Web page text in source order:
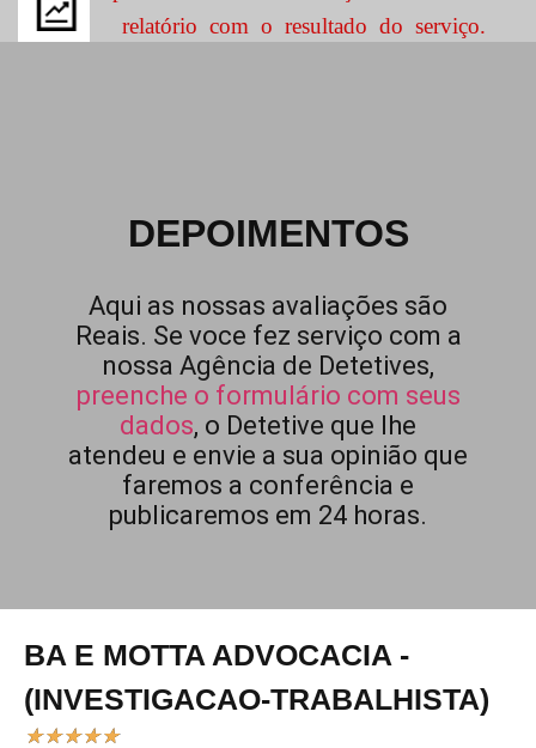
relatório com o resultado do serviço.
DEPOIMENTOS
Aqui as nossas avaliações são
Reais. Se voce fez serviço com a
nossa Agência de Detetives,
preenche o formulário com seus
dados, o Detetive que lhe
atendeu e envie a sua opinião que
faremos a conferência e
publicaremos em 24 horas.
BA E MOTTA ADVOCACIA -
(INVESTIGACAO-TRABALHISTA)
★★★★★